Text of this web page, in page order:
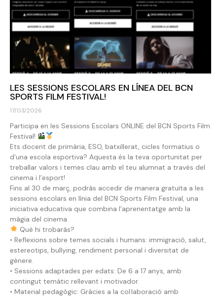
LES SESSIONS ESCOLARS EN LÍNEA DEL BCN
SPORTS FILM FESTIVAL!
17/03/2026
Participa en les Sessions Escolars ONLINE del BCN Sports Film
Festival!
Ets docent de primària, ESO, batxillerat, cicles formatius o
d’una escola esportiva? Aquesta és la teva oportunitat per
treballar valors i temes clau amb el teu alumnat a través del
cinema i l’esport!
Fins al 30 de març, podràs accedir de manera gratuïta a les
sessions escolars en línia del BCN Sports Film Festival, una
iniciativa educativa que combina l’aprenentatge amb la
màgia del cinema.
Què hi trobaràs?
• Reflexions sobre temes socials i humans: immigració, salut,
estereotips, bullying, rendiment personal i diversitat de
gènere.
• Sessions adaptades per edats: De 6 a 17 anys, amb
contingut temàtic rellevant i motivador.
• Material pedagògic: Gràcies a la col·laboració amb